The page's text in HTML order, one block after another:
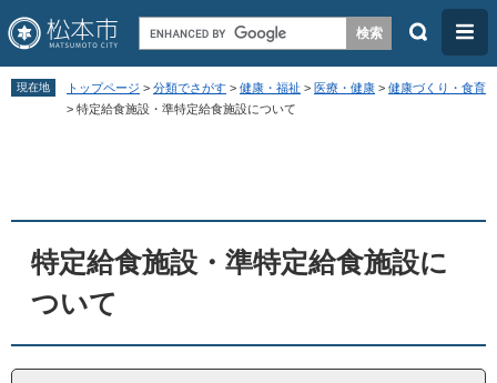
ペ
メ
検
メ
ニ
ュ
現在地 トップページ > 分類でさがす > 健康・福祉 > 医療・健康 > 健康づくり・食育
> 特定給食施設・準特定給食施設について
特定給食施設・準特定給食施設に
ついて